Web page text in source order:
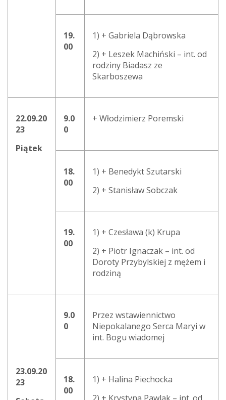
19.
00
1) + Gabriela Dąbrowska
2) + Leszek Machiński – int. od
rodziny Biadasz ze
Skarboszewa
22.09.20
23
Piątek
9.0
0
+ Włodzimierz Poremski
18.
00
1) + Benedykt Szutarski
2) + Stanisław Sobczak
19.
00
1) + Czesława (k) Krupa
2) + Piotr Ignaczak – int. od
Doroty Przybylskiej z mężem i
rodziną
23.09.20
23
9.0
0
Przez wstawiennictwo
Niepokalanego Serca Maryi w
int. Bogu wiadomej
18.
00
1) + Halina Piechocka